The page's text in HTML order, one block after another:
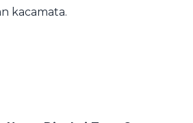
kacamata.